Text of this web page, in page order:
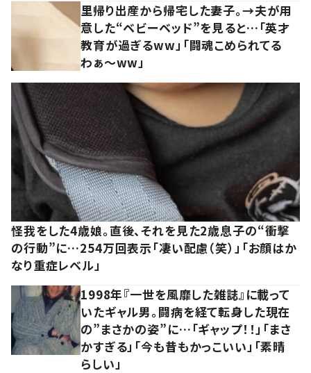
里帰り出産から帰宅した妻子。→夫が用
意した“ベビーベッド”を見ると…「英才
教育が過ぎるww」「闘魂こめられてる
わぁ～ww」
怪我をした4歳娘。直後、それを見た2歳息子の“衝撃
の行動”に…254万回表示「凄い配慮（笑）」「お顔はか
なり重症レベル」
1998年『一世を風靡した雑誌』に載って
いたギャル男。闘病を経て転身した現在
の”まさかの姿”に…「ギャップ！！」「まさ
かすぎる」「今も昔もかっこいい」「素晴
らしい」